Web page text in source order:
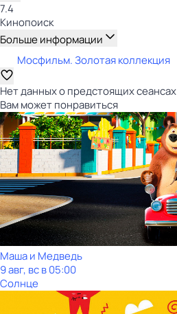
7.4
Кинопоиск
Больше информации
Мосфильм. Золотая коллекция
Нет данных о предстоящих сеансах
Вам может понравиться
Маша и Медведь
9 авг, вс в 05:00
Солнце